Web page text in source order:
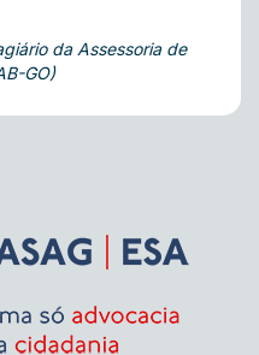
da Assessoria de
GO)